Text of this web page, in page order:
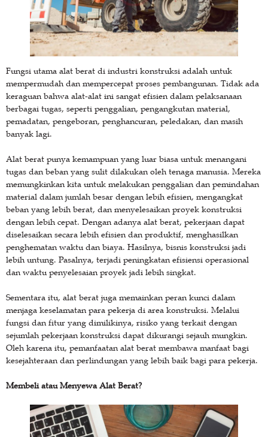
Fungsi utama alat berat di industri konstruksi adalah untuk
mempermudah dan mempercepat proses pembangunan. Tidak ada
keraguan bahwa alat-alat ini sangat efisien dalam pelaksanaan
berbagai tugas, seperti penggalian, pengangkutan material,
pemadatan, pengeboran, penghancuran, peledakan, dan masih
banyak lagi.
Alat berat punya kemampuan yang luar biasa untuk menangani
tugas dan beban yang sulit dilakukan oleh tenaga manusia. Mereka
memungkinkan kita untuk melakukan penggalian dan pemindahan
material dalam jumlah besar dengan lebih efisien, mengangkat
beban yang lebih berat, dan menyelesaikan proyek konstruksi
dengan lebih cepat. Dengan adanya alat berat, pekerjaan dapat
diselesaikan secara lebih efisien dan produktif, menghasilkan
penghematan waktu dan biaya. Hasilnya, bisnis konstruksi jadi
lebih untung. Pasalnya, terjadi peningkatan efisiensi operasional
dan waktu penyelesaian proyek jadi lebih singkat.
Sementara itu, alat berat juga memainkan peran kunci dalam
menjaga keselamatan para pekerja di area konstruksi. Melalui
fungsi dan fitur yang dimilikinya, risiko yang terkait dengan
sejumlah pekerjaan konstruksi dapat dikurangi sejauh mungkin.
Oleh karena itu, pemanfaatan alat berat membawa manfaat bagi
kesejahteraan dan perlindungan yang lebih baik bagi para pekerja.
Membeli atau Menyewa Alat Berat?